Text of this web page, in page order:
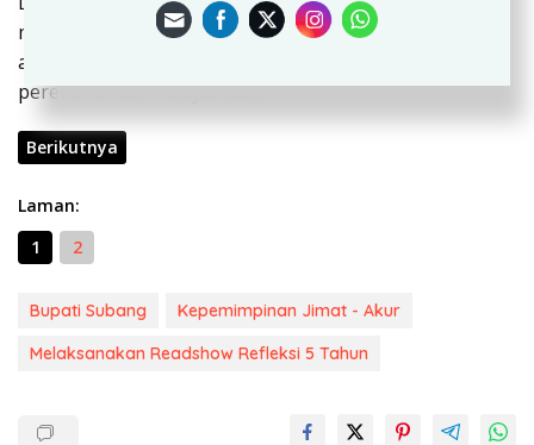
menyampaikan bahwa tujuan refleksi adalah sebagai
ajang silaturahmi dan juga sebagai peningkat
perekonomian masyarakat.
Berikutnya
Laman:
1
2
Bupati Subang
Kepemimpinan Jimat - Akur
Melaksanakan Readshow Refleksi 5 Tahun